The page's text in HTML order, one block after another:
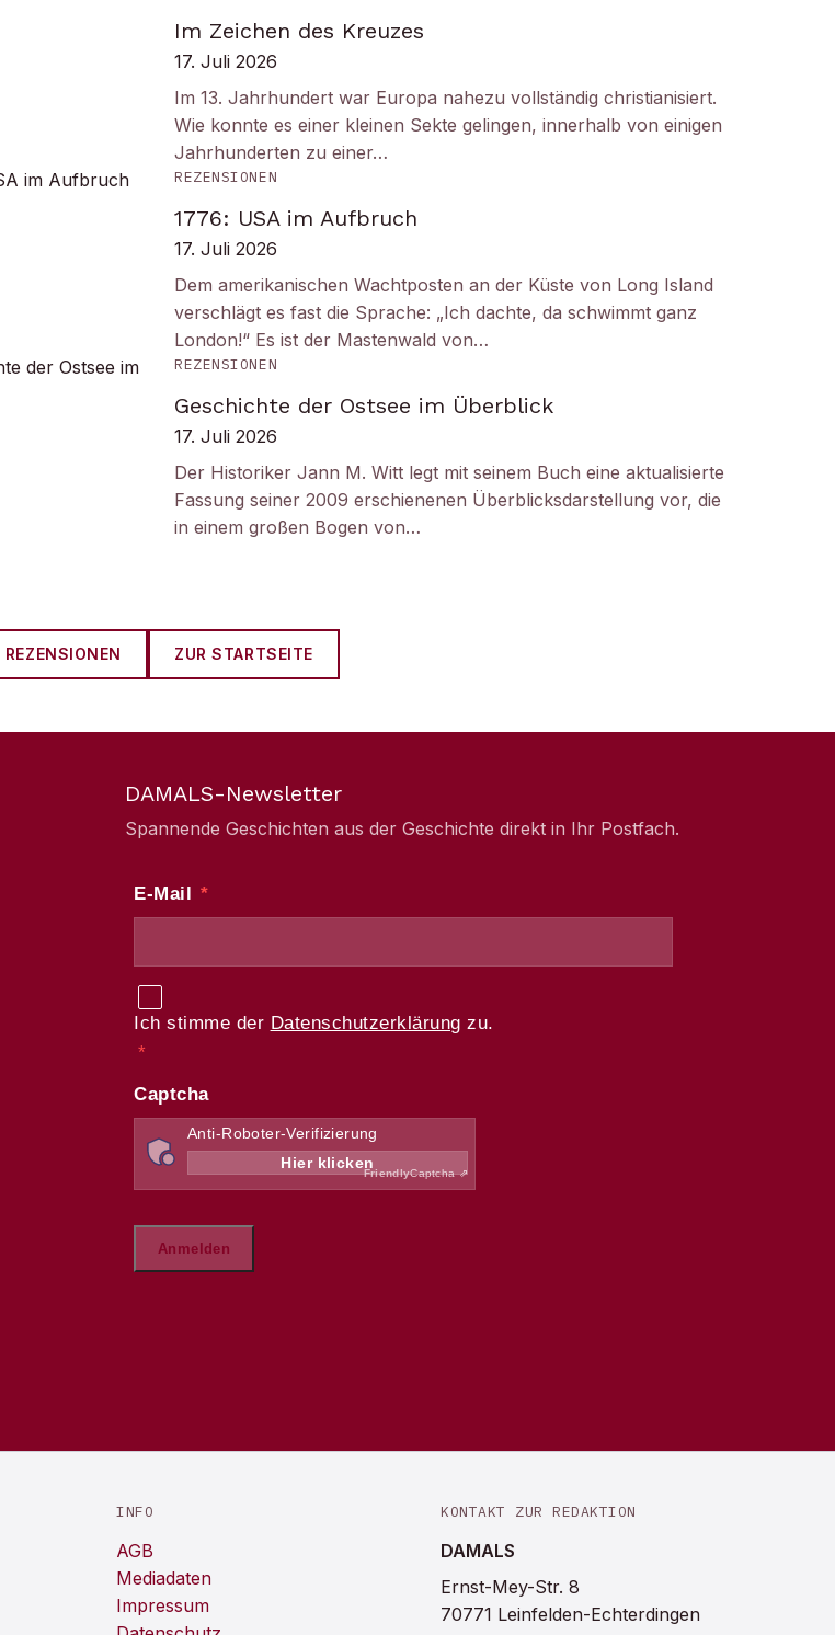
Im Zeichen des Kreuzes
17. Juli 2026
Im 13. Jahrhundert war Europa nahezu vollständig christianisiert.
Wie konnte es einer kleinen Sekte gelingen, innerhalb von einigen
Jahrhunderten zu einer…
REZENSIONEN
1776: USA im Aufbruch
17. Juli 2026
Dem amerikanischen Wachtposten an der Küste von Long Island
verschlägt es fast die Sprache: „Ich dachte, da schwimmt ganz
London!“ Es ist der Mastenwald von…
REZENSIONEN
Geschichte der Ostsee im Überblick
17. Juli 2026
Der Historiker Jann M. Witt legt mit seinem Buch eine aktualisierte
Fassung seiner 2009 erschienenen Überblicksdarstellung vor, die
in einem großen Bogen von…
REZENSIONEN ZUR STARTSEITE
DAMALS-Newsletter
Spannende Geschichten aus der Geschichte direkt in Ihr Postfach.
INFO
AGB
Mediadaten
Impressum
KONTAKT ZUR REDAKTION
DAMALS
Ernst-Mey-Str. 8
70771 Leinfelden-Echterdingen